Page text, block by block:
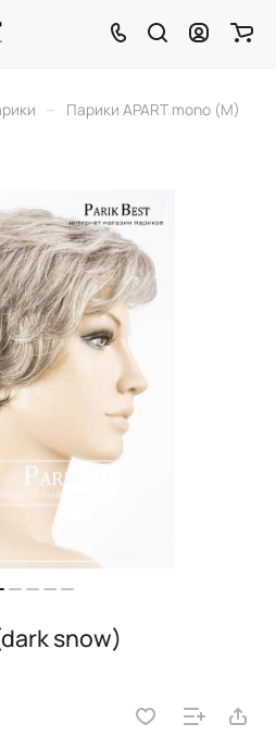
– Парики APART mono (M)
snow)